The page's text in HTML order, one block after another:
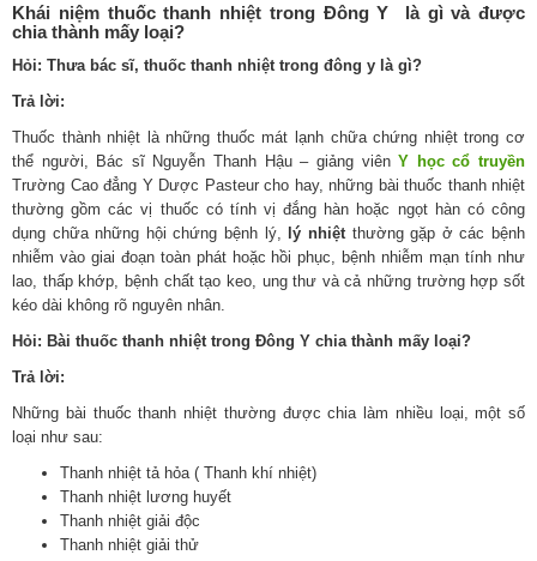
Khái niệm thuốc thanh nhiệt trong Đông Y là gì và được
chia thành mấy loại?
Hỏi: Thưa bác sĩ, thuốc thanh nhiệt trong đông y là gì?
Trả lời:
Thuốc thành nhiệt là những thuốc mát lạnh chữa chứng nhiệt trong cơ
thể người, Bác sĩ Nguyễn Thanh Hậu – giảng viênY học cổ truyền
Trường Cao đẳng Y Dược Pasteur cho hay, những bài thuốc thanh nhiệt
thường gồm các vị thuốc có tính vị đắng hàn hoặc ngọt hàn có công
dụng chữa những hội chứng bệnh lý,
lý nhiệtthường gặp ở các bệnh
nhiễm vào giai đoạn toàn phát hoặc hồi phục, bệnh nhiễm mạn tính như
lao, thấp khớp, bệnh chất tạo keo, ung thư và cả những trường hợp sốt
kéo dài không rõ nguyên nhân.
Hỏi: Bài thuốc thanh nhiệt trong Đông Y chia thành mấy loại?
Trả lời:
Những bài thuốc thanh nhiệt thường được chia làm nhiều loại, một số
loại như sau:
Thanh nhiệt tả hỏa ( Thanh khí nhiệt)
Thanh nhiệt lương huyết
Thanh nhiệt giải độc
Thanh nhiệt giải thử